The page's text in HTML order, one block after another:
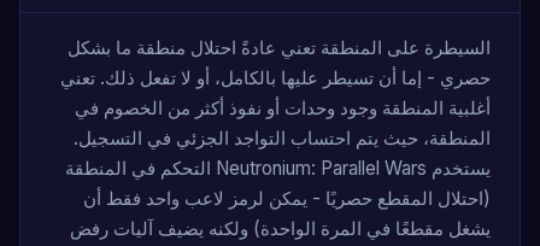
السيطرة على المنطقة تعني عادةً احتلال منطقة ما بشكل
حصري - إما أن تسيطر عليها بالكامل، أو لا تفعل ذلك. تعني
أغلبية المنطقة وجود وحدات أو نفوذ أكثر من الخصوم في
المنطقة، حيث يتم احتساب التواجد الجزئي في التسجيل.
يستخدم Neutronium: Parallel Wars التحكم في المنطقة
(احتلال المقطع حصريًا - يمكن لرمز لاعب واحد فقط أن
يشغل مقطعًا في المرة الواحدة) ولكنه يضيف آليات رفض